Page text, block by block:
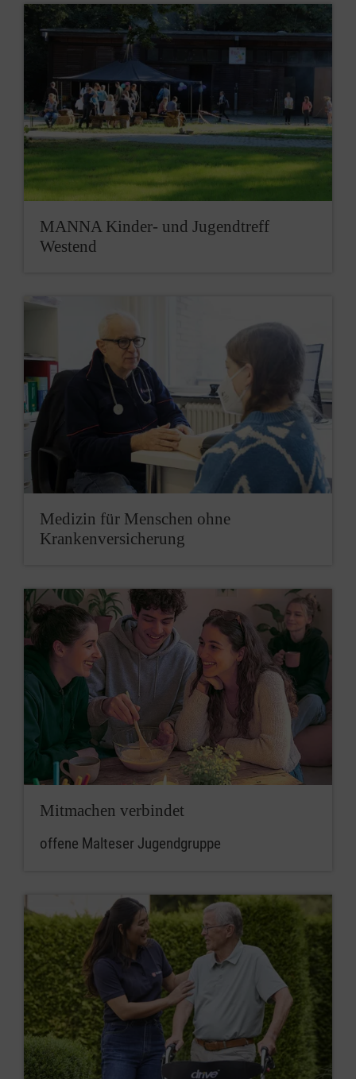
MANNA Kinder- und Jugendtreff
Westend
Medizin für Menschen ohne
Krankenversicherung
Mitmachen verbindet
offene Malteser Jugendgruppe